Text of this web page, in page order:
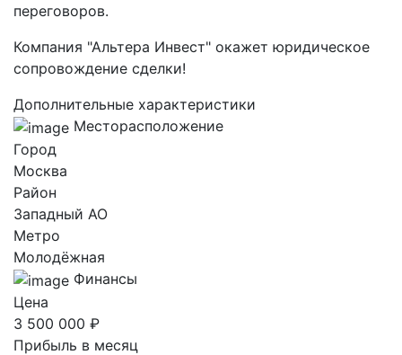
переговоров.
Компания "Альтера Инвест" окажет юридическое
сопровождение сделки!
Дополнительные характеристики
Месторасположение
Город
Москва
Район
Западный AO
Метро
Молодёжная
Финансы
Цена
3 500 000 ₽
Прибыль в месяц